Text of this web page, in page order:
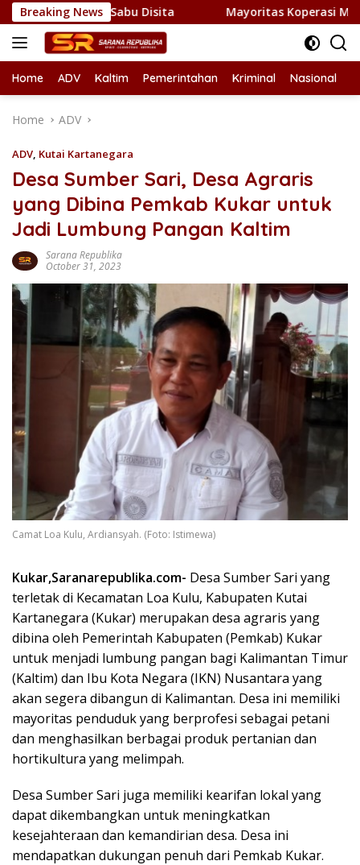
Skip
to
content
Breaking News
Sabu Disita Mayoritas Koperasi Merah Putih di
Home ADV Kaltim Pemerintahan Kriminal Nasional
Home ADV
ADV, Kutai Kartanegara
Desa Sumber Sari, Desa Agraris
yang Dibina Pemkab Kukar untuk
Jadi Lumbung Pangan Kaltim
Sarana Republika
October 31, 2023
Camat Loa Kulu, Ardiansyah. (Foto: Istimewa)
Kukar,Saranarepublika.com- Desa Sumber Sari yang
terletak di Kecamatan Loa Kulu, Kabupaten Kutai
Kartanegara (Kukar) merupakan desa agraris yang
dibina oleh Pemerintah Kabupaten (Pemkab) Kukar
untuk menjadi lumbung pangan bagi Kalimantan Timur
(Kaltim) dan Ibu Kota Negara (IKN) Nusantara yang
akan segera dibangun di Kalimantan. Desa ini memiliki
mayoritas penduduk yang berprofesi sebagai petani
dan menghasilkan berbagai produk pertanian dan
hortikultura yang melimpah.
Desa Sumber Sari juga memiliki kearifan lokal yang
dapat dikembangkan untuk meningkatkan
kesejahteraan dan kemandirian desa. Desa ini
mendapatkan dukungan penuh dari Pemkab Kukar.